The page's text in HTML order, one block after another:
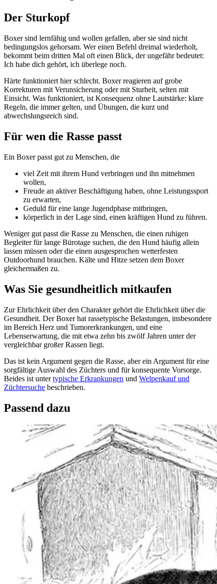
Der Sturkopf
Boxer sind lernfähig und wollen gefallen, aber sie sind nicht
bedingungslos gehorsam. Wer einen Befehl dreimal wiederholt,
bekommt beim dritten Mal oft einen Blick, der ungefähr bedeutet:
Ich habe dich gehört, ich überlege noch.
Härte funktioniert hier schlecht. Boxer reagieren auf grobe
Korrekturen mit Verunsicherung oder mit Sturheit, selten mit
Einsicht. Was funktioniert, ist Konsequenz ohne Lautstärke: klare
Regeln, die immer gelten, und Übungen, die kurz und
abwechslungsreich sind.
Für wen die Rasse passt
Ein Boxer passt gut zu Menschen, die
viel Zeit mit ihrem Hund verbringen und ihn mitnehmen
wollen,
Freude an aktiver Beschäftigung haben, ohne Leistungssport
zu erwarten,
Geduld für eine lange Jugendphase mitbringen,
körperlich in der Lage sind, einen kräftigen Hund zu führen.
Weniger gut passt die Rasse zu Menschen, die einen ruhigen
Begleiter für lange Bürotage suchen, die den Hund häufig allein
lassen müssen oder die einen ausgesprochen wetterfesten
Outdoorhund brauchen. Kälte und Hitze setzen dem Boxer
gleichermaßen zu.
Was Sie gesundheitlich mitkaufen
Zur Ehrlichkeit über den Charakter gehört die Ehrlichkeit über die
Gesundheit. Der Boxer hat rassetypische Belastungen, insbesondere
im Bereich Herz und Tumorerkrankungen, und eine
Lebenserwartung, die mit etwa zehn bis zwölf Jahren unter der
vergleichbar großer Rassen liegt.
Das ist kein Argument gegen die Rasse, aber ein Argument für eine
sorgfältige Auswahl des Züchters und für konsequente Vorsorge.
Beides ist untertypische Erkrankungen und Welpenkauf und
Züchtersuche beschrieben.
Passend dazu